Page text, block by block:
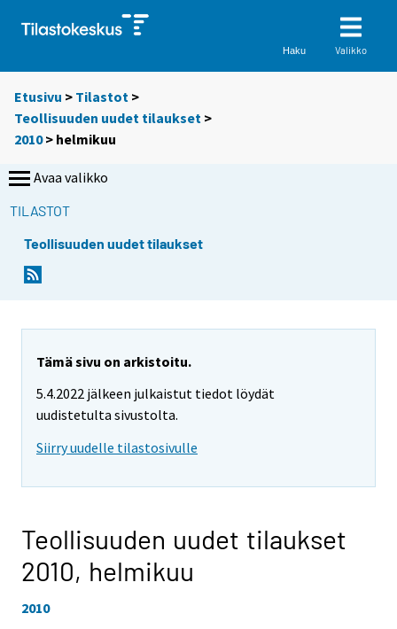
Haku Valikko
Etusivu > Tilastot >
Teollisuuden uudet tilaukset >
2010> helmikuu
Avaa valikko
TILASTOT
Teollisuuden uudet tilaukset
Tämä sivu on arkistoitu.
5.4.2022 jälkeen julkaistut tiedot löydät
uudistetulta sivustolta.
Siirry uudelle tilastosivulle
Teollisuuden uudet tilaukset
2010, helmikuu
2010